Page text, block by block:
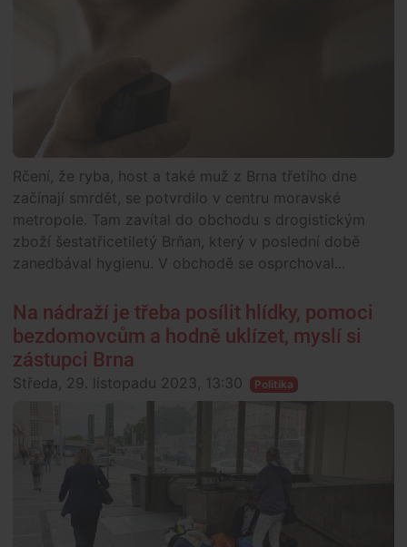
Rčení, že ryba, host a také muž z Brna třetího dne
začínají smrdět, se potvrdilo v centru moravské
metropole. Tam zavítal do obchodu s drogistickým
zboží šestatřicetiletý Brňan, který v poslední době
zanedbával hygienu. V obchodě se osprchoval...
Na nádraží je třeba posílit hlídky, pomoci
bezdomovcům a hodně uklízet, myslí si
zástupci Brna
Středa, 29. listopadu 2023, 13:30 Politika